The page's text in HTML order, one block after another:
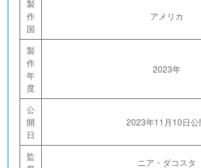
製
作
国
アメリカ
製
作
年
度
2023年
公
開
日
2023年11月10日公
監
ニア・ダコスタ